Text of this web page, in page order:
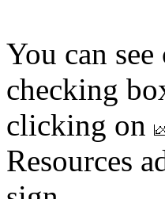
You can
checking
clicking on
Resources